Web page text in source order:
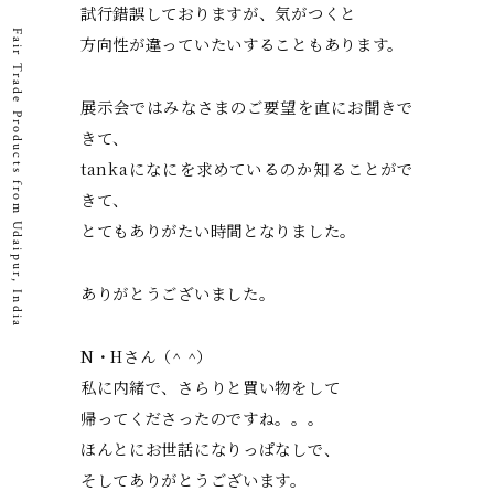
試行錯誤しておりますが、気がつくと
方向性が違っていたいすることもあります。
展示会ではみなさまのご要望を直にお聞きで
きて、
tankaになにを求めているのか知ることがで
きて、
とてもありがたい時間となりました。
ありがとうございました。
N・Hさん（^ ^）
私に内緒で、さらりと買い物をして
帰ってくださったのですね。。。
ほんとにお世話になりっぱなしで、
そしてありがとうございます。
Fair Trade Products from Udaipur, India